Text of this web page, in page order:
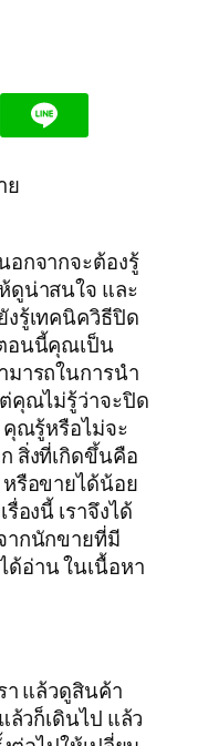
กจากจะต้องรู้
ดูน่าสนใจ และ
รู้เทคนิควิธีปิด
อนนี้คุณเป็น
ารถในการนำ
คุณไม่รู้ว่าจะปิด
คุณรู้หรือไม่จะ
สิ่งที่เกิดขึ้นคือ
รือขายได้น้อย
องนี้ เราจึงได้
ากนักขายที่มี
อ่าน ในเนื้อหา
า แล้วดูสินค้า
ล้วก็เดินไป แล้ว